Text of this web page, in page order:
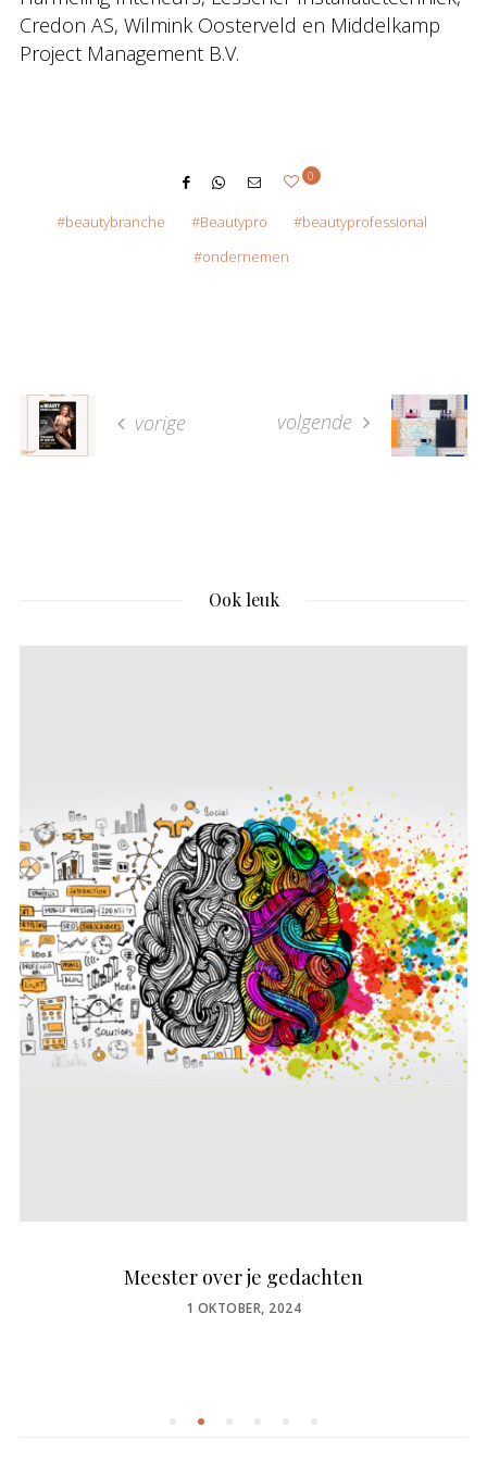
Credon AS, Wilmink Oosterveld en Middelkamp
Project Management B.V.
0
beautybranche Beautypro
beautyprofessional
ondernemen
vorige volgende
Ook leuk
Meester over je gedachten
POSTED
1 OKTOBER, 2024